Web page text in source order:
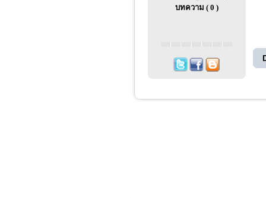
บทความ ( 0 )